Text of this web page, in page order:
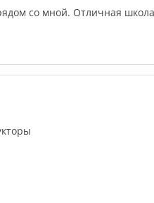
со мной. Отличная школа